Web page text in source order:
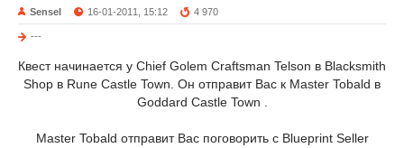
SenseI 16-01-2011, 15:12 4 970
---
Квест начинается у Chief Golem Craftsman Telson в Blacksmith
Shop в Rune Castle Town. Он отправит Вас к Master Tobald в
Goddard Castle Town .
Master Tobald отправит Вас поговорить с Blueprint Seller